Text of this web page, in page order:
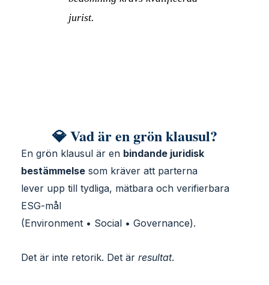
jurist.
💎 Vad är en grön klausul?
En grön klausul är en bindande juridisk
bestämmelse som kräver att parterna
lever upp till tydliga, mätbara och verifierbara
ESG-mål
(Environment • Social • Governance).
Det är inte retorik. Det är resultat.